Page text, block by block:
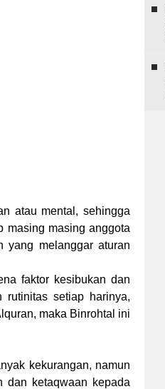
atau mental, sehingga
masing masing anggota
yang melanggar aturan
faktor kesibukan dan
rutinitas setiap harinya,
maka Binrohtal ini
kekurangan, namun
dan ketaqwaan kepada